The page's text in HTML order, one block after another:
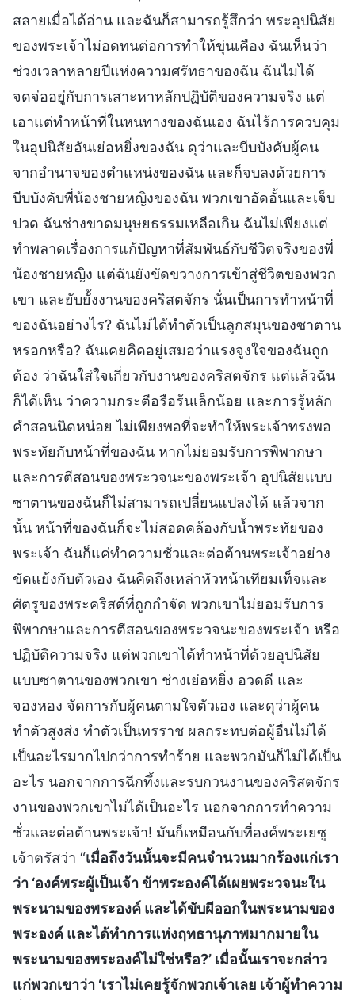
สลายเมื่อได้อ่าน และฉันก็สามารถรู้สึกว่า พระอุปนิสัย
ของพระเจ้าไม่อดทนต่อการทำให้ขุ่นเคือง ฉันเห็นว่า
ช่วงเวลาหลายปีแห่งความศรัทธาของฉัน ฉันไมได้
จดจ่ออยู่กับการเสาะหาหลักปฏิบัติของความจริง แต่
เอาแต่ทำหน้าที่ในหนทางของฉันเอง ฉันไร้การควบคุม
ในอุปนิสัยอันเย่อหยิ่งของฉัน ดุว่าและบีบบังคับผู้คน
จากอำนาจของตำแหน่งของฉัน และก็จบลงด้วยการ
บีบบังคับพี่น้องชายหญิงของฉัน พวกเขาอัดอั้นและเจ็บ
ปวด ฉันช่างขาดมนุษยธรรมเหลือเกิน ฉันไม่เพียงแต่
ทำพลาดเรื่องการแก้ปัญหาที่สัมพันธ์กับชีวิตจริงของพี่
น้องชายหญิง แต่ฉันยังขัดขวางการเข้าสู่ชีวิตของพวก
เขา และยับยั้งงานของคริสตจักร นั่นเป็นการทำหน้าที่
ของฉันอย่างไร? ฉันไม่ได้ทำตัวเป็นลูกสมุนของซาตาน
หรอกหรือ? ฉันเคยคิดอยู่เสมอว่าแรงจูงใจของฉันถูก
ต้อง ว่าฉันใส่ใจเกี่ยวกับงานของคริสตจักร แต่แล้วฉัน
ก็ได้เห็น ว่าความกระตือรือร้นเล็กน้อย และการรู้หลัก
คำสอนนิดหน่อย ไม่เพียงพอที่จะทำให้พระเจ้าทรงพอ
พระทัยกับหน้าที่ของฉัน หากไม่ยอมรับการพิพากษา
และการตีสอนของพระวจนะของพระเจ้า อุปนิสัยแบบ
ซาตานของฉันก็ไม่สามารถเปลี่ยนแปลงได้ แล้วจาก
นั้น หน้าที่ของฉันก็จะไม่สอดคล้องกับน้ำพระทัยของ
พระเจ้า ฉันก็แค่ทำความชั่วและต่อต้านพระเจ้าอย่าง
ขัดแย้งกับตัวเอง ฉันคิดถึงเหล่าหัวหน้าเทียมเท็จและ
ศัตรูของพระคริสต์ที่ถูกกำจัด พวกเขาไม่ยอมรับการ
พิพากษาและการตีสอนของพระวจนะของพระเจ้า หรือ
ปฏิบัติความจริง แต่พวกเขาได้ทำหน้าที่ด้วยอุปนิสัย
แบบซาตานของพวกเขา ช่างเย่อหยิ่ง อวดดี และ
จองหอง จัดการกับผู้คนตามใจตัวเอง และดุว่าผู้คน
ทำตัวสูงส่ง ทำตัวเป็นทรราช ผลกระทบต่อผู้อื่นไม่ได้
เป็นอะไรมากไปกว่าการทำร้าย และพวกมันก็ไม่ได้เป็น
อะไร นอกจากการฉีกทึ้งและรบกวนงานของคริสตจักร
งานของพวกเขาไม่ได้เป็นอะไร นอกจากการทำความ
ชั่วและต่อต้านพระเจ้า! มันก็เหมือนกับที่องค์พระเยซู
เจ้าตรัสว่า “เมื่อถึงวันนั้นจะมีคนจำนวนมากร้องแก่เรา
ว่า ‘องค์พระผู้เป็นเจ้า ข้าพระองค์ได้เผยพระวจนะใน
พระนามของพระองค์ และได้ขับผีออกในพระนามของ
พระองค์ และได้ทำการแห่งฤทธานุภาพมากมายใน
พระนามของพระองค์ไม่ใช่หรือ?’ เมื่อนั้นเราจะกล่าว
แก่พวกเขาว่า ‘เราไม่เคยรู้จักพวกเจ้าเลย เจ้าผู้ทำความ